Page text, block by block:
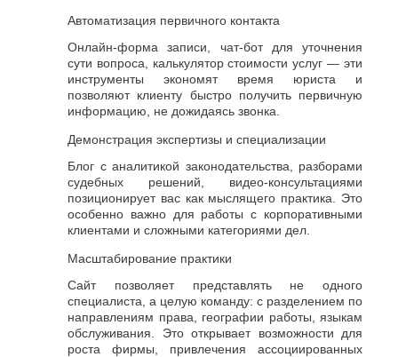
Автоматизация первичного контакта
Онлайн-форма записи, чат-бот для уточнения
сути вопроса, калькулятор стоимости услуг — эти
инструменты экономят время юриста и
позволяют клиенту быстро получить первичную
информацию, не дожидаясь звонка.
Демонстрация экспертизы и специализации
Блог с аналитикой законодательства, разборами
судебных решений, видео-консультациями
позиционирует вас как мыслящего практика. Это
особенно важно для работы с корпоративными
клиентами и сложными категориями дел.
Масштабирование практики
Сайт позволяет представлять не одного
специалиста, а целую команду: с разделением по
направлениям права, географии работы, языкам
обслуживания. Это открывает возможности для
роста фирмы, привлечения ассоциированных